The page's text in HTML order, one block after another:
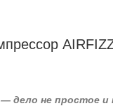
дело не простое